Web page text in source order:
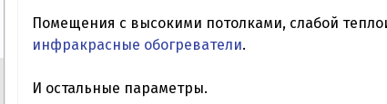
Помещения с высокими потолками, слабой
инфракрасные обогреватели.
И остальные параметры.